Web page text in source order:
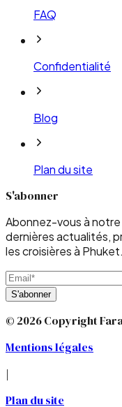
FAQ
Confidentialité
Blog
Plan du site
S'abonner
Abonnez-vous à
dernières actualités,
les croisières à Phuket.
S'abonner
© 2026 Copyright
Mentions légales
|
Plan du site